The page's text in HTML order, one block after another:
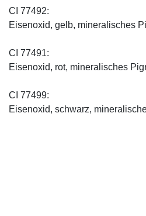
CI 77492:
Eisenoxid, gelb, mineralisches
CI 77491:
Eisenoxid, rot, mineralisches
CI 77499:
Eisenoxid, schwarz,